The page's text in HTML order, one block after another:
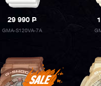
29 990P
GMA-S120VA-7A